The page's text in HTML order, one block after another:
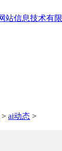
> ai动态 >